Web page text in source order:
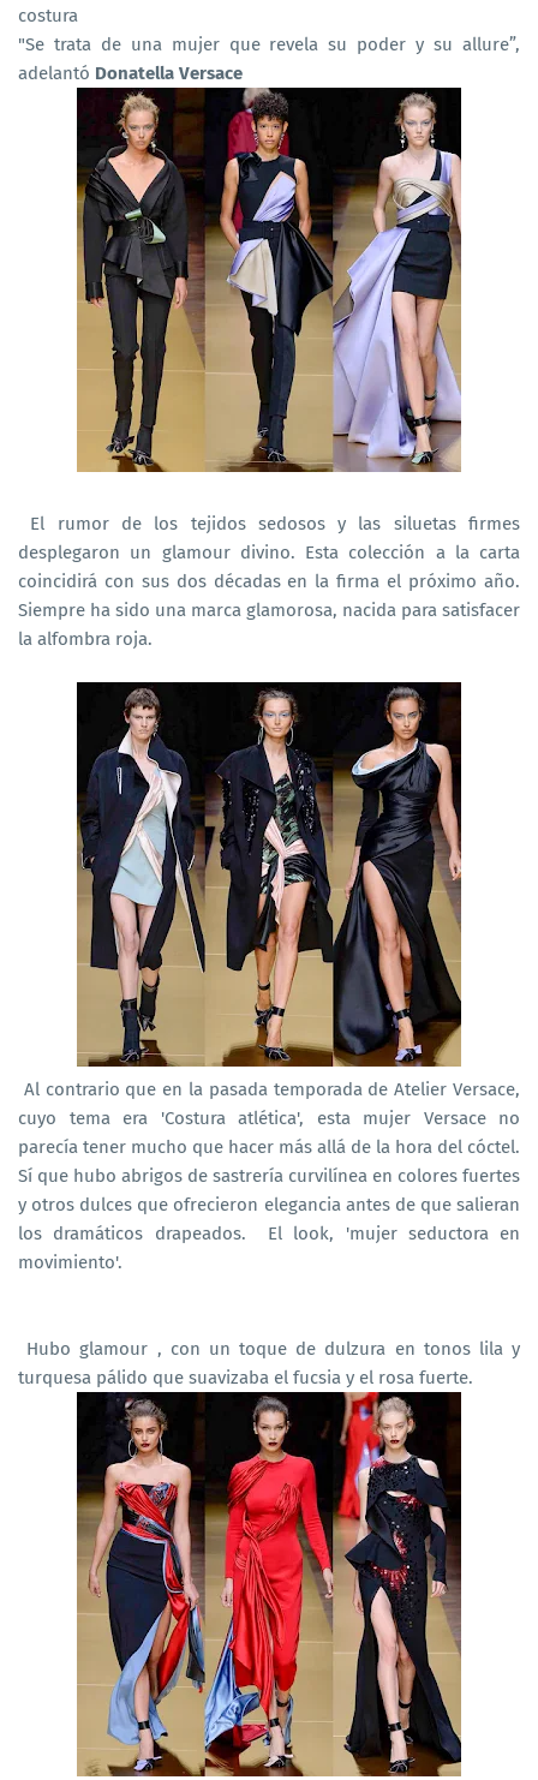
costura
"Se trata de una mujer que revela su poder y su allure”,
adelantó Donatella Versace
El rumor de los tejidos sedosos y las siluetas firmes
desplegaron un glamour divino. Esta colección a la carta
coincidirá con sus dos décadas en la firma el próximo año.
Siempre ha sido una marca glamorosa, nacida para satisfacer
la alfombra roja.
Al contrario que en la pasada temporada de Atelier Versace,
cuyo tema era 'Costura atlética', esta mujer Versace no
parecía tener mucho que hacer más allá de la hora del cóctel.
Sí que hubo abrigos de sastrería curvilínea en colores fuertes
y otros dulces que ofrecieron elegancia antes de que salieran
los dramáticos drapeados. El look, 'mujer seductora en
movimiento'.
Hubo glamour , con un toque de dulzura en tonos lila y
turquesa pálido que suavizaba el fucsia y el rosa fuerte.